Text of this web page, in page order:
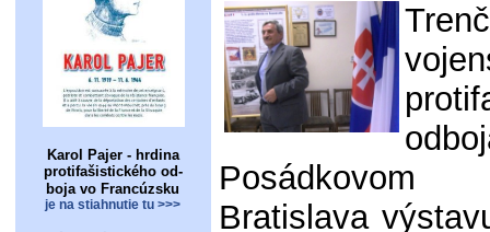
Karol Pajer - hrdina
protifašistického od-
boja vo Francúzsku
je na stiahnutie tu >>>
Bratislava